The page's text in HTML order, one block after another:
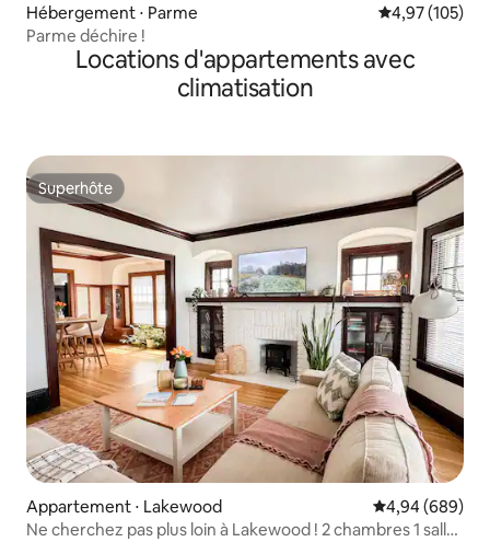
Hébergement ⋅ Parme Évaluation
4,97 (105)
Parme déchire !
Locations d'appartements avec
climatisation
Superhôte
Superhôte
Appartement ⋅ Lakewood Évaluation
4,94 (689)
Ne cherchez pas plus loin à Lakewood ! 2 chambres 1 salle